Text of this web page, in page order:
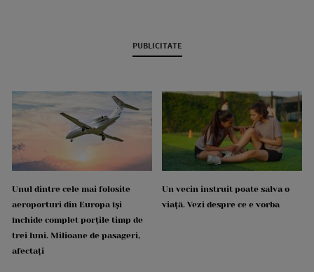
PUBLICITATE
Unul dintre cele mai folosite
aeroporturi din Europa își
închide complet porțile timp de
trei luni. Milioane de pasageri,
afectați
Un vecin instruit poate salva o
viață. Vezi despre ce e vorba